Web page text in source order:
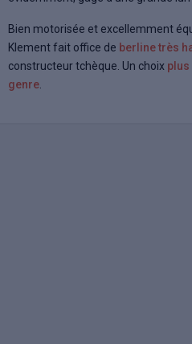
Bien motorisée et excellemment
Klement fait office de berline très
constructeur tchèque. Un choix plus
genre